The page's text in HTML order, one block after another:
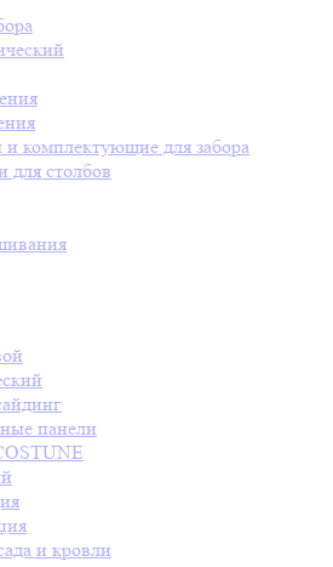
комплектующие для забора
для столбов
панели
и кровли